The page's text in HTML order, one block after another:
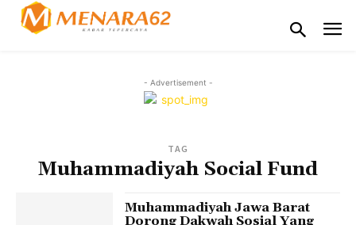
- Advertisement -
TAG
Muhammadiyah Social Fund
Muhammadiyah Jawa Barat
Dorong Dakwah Sosial Yang